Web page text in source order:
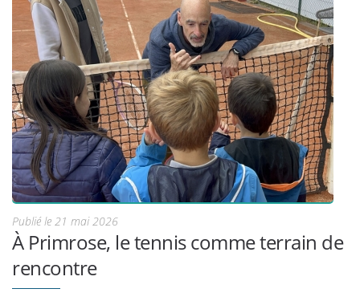
Publié le 21 mai 2026
À Primrose, le tennis comme terrain de
rencontre